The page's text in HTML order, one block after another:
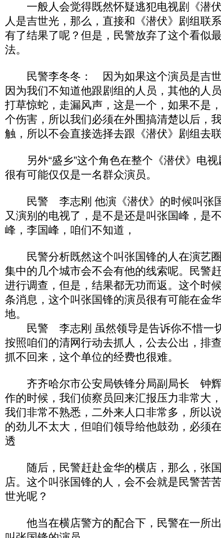
一般人会觉得既然怀疑逃犯电视剧《潜
人是吉世光，那么，直接和《潜伏》剧组联
有了结果了呢？但是，民警放弃了这个看似
法。
民警李冬冬： 因为如果这个演员是吉世
因为我们不知道他跟剧组的人员，其他的人
打草惊蛇，走漏风声，这是一个，如果不是
个伤害，所以我们必须在外围搞清楚以后，
触，所以不会直接选择去跟《潜伏》剧组去
另外“盛乡”这个角色在整个《潜伏》电视
很有可能仅仅是一名群众演员。
民警 李志刚 他演《潜伏》的时候叫张
又演别的电视了，是不是还是叫张国峰，是
峰，李国峰，咱们不知道，
民警分析既然这个叫张国锋的人在演艺
集中的几个城市会不会有他的线索呢。民警
进行调查，但是，结果都无功而返。这个时
条消息，这个叫张国锋的演员很有可能在金
地。
民警 李志刚 虽然领导是告诉你不惜一
按照咱们的清网行动去抓人，公去公出，排
抓不回来，这个单位的经费也很难。
齐齐哈尔市公安局铁锋分局副局长 钟辉
作的时候，我们侦察员回来汇报压力非常大
我们非常不熟悉，二外来人口非常多，所以
的劲儿不太大，但咱们领导给他鼓劲，必须
透
随后，民警赶赴金华的横店，那么，张
店。这个叫张国锋的人，会不会就是民警苦
世光呢？
他当在横店警方的配合下，民警在一所